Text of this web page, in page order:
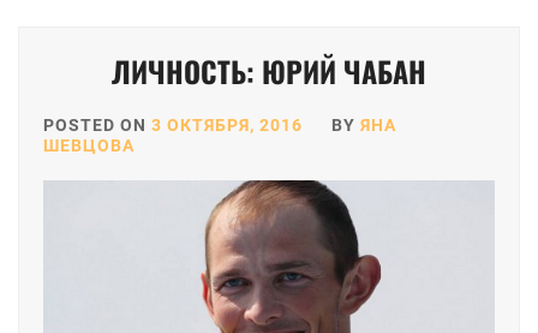
ЛИЧНОСТЬ: ЮРИЙ ЧАБАН
POSTED ON 3 ОКТЯБРЯ, 2016 BY ЯНА
ШЕВЦОВА